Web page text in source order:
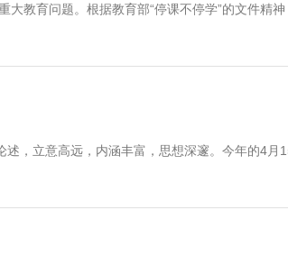
教育问题。根据教育部“停课不停学”的文件精
述，立意高远，内涵丰富，思想深邃。今年的4月